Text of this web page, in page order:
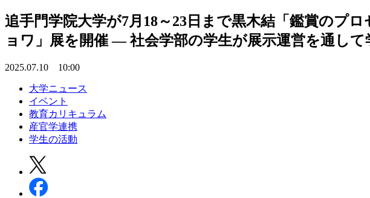
追手門学院大学が7月18～23日まで黒木結「鑑賞のプ
ョワ」展を開催 ― 社会学部の学生が展示運営を通して
2025.07.10 10:00
大学ニュース
イベント
教育カリキュラム
産官学連携
学生の活動